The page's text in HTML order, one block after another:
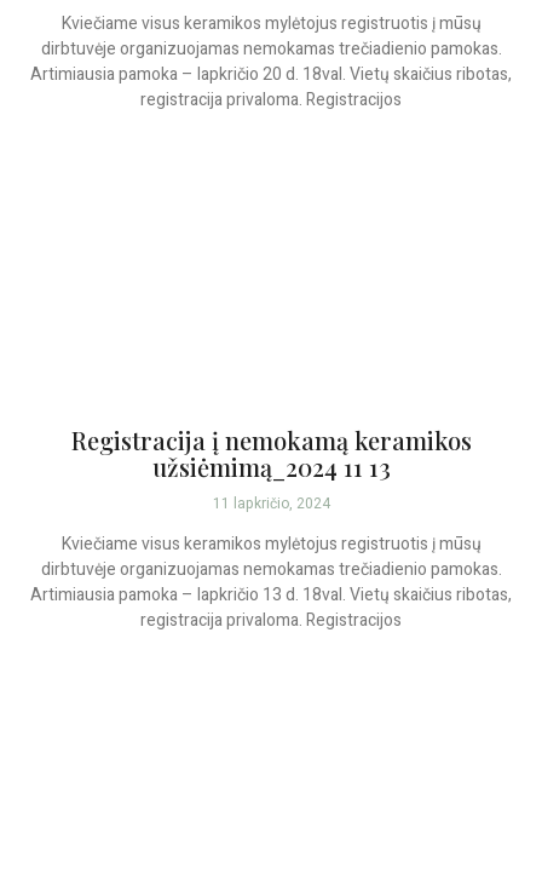
Kviečiame visus keramikos mylėtojus registruotis į mūsų
dirbtuvėje organizuojamas nemokamas trečiadienio pamokas.
Artimiausia pamoka – lapkričio 20 d. 18val. Vietų skaičius ribotas,
registracija privaloma. Registracijos
Registracija į nemokamą keramikos
užsiėmimą_2024 11 13
11 lapkričio, 2024
Kviečiame visus keramikos mylėtojus registruotis į mūsų
dirbtuvėje organizuojamas nemokamas trečiadienio pamokas.
Artimiausia pamoka – lapkričio 13 d. 18val. Vietų skaičius ribotas,
registracija privaloma. Registracijos